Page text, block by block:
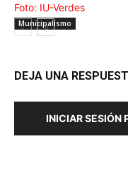
Municipalismo
DEJA UNA
INICIAR SESIÓN